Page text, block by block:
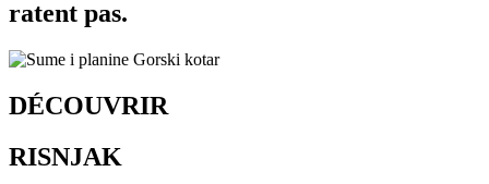
ratent pas.
DÉCOUVRIR
RISNJAK